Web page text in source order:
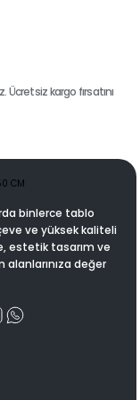
Ücretsiz kargo fırsatını
binlerce tablo
ve yüksek kaliteli
estetik tasarım ve
alanlarınıza değer